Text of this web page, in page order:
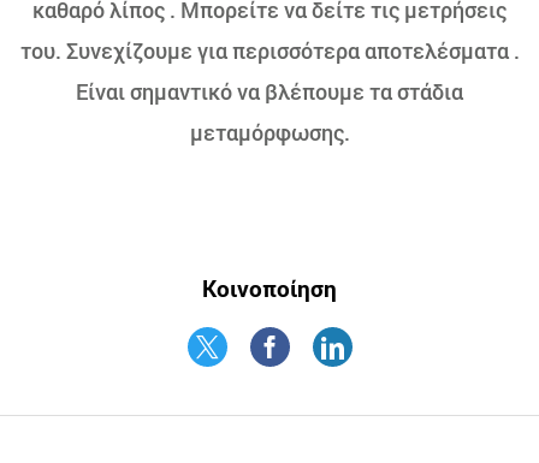
καθαρό λίπος . Μπορείτε να δείτε τις μετρήσεις
του. Συνεχίζουμε για περισσότερα αποτελέσματα .
Είναι σημαντικό να βλέπουμε τα στάδια
μεταμόρφωσης.
Κοινοποίηση